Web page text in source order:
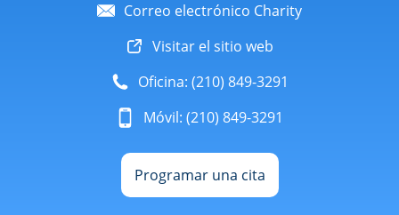
Correo electrónico Charity
Visitar el sitio web
Oficina: (210) 849-3291
Móvil: (210) 849-3291
Programar una cita